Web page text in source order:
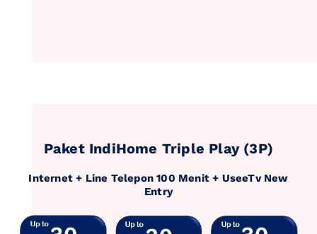
Paket IndiHome Triple Play (3P)
Internet + Line Telepon 100 Menit + UseeTv New
Entry